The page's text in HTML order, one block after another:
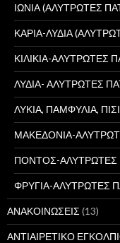
ΙΩΝΙΑ (ΑΛΥΤΡΩΤΕΣ
ΚΑΡΙΑ-ΛΥΔΙΑ
ΚΙΛΙΚΙΑ-ΑΛΥΤΡΩΤΕΣ
ΛΥΔΙΑ- ΑΛΥΤΡΩΤΕΣ
ΛΥΚΙΑ, ΠΑΜΦΥΛΙΑ,
ΜΑΚΕΔΟΝΙΑ-
ΠΟΝΤΟΣ-ΑΛΥΤΡΩΤΕΣ
ΦΡΥΓΙΑ-ΑΛΥΤΡΩΤΕΣ
ΑΝΑΚΟΙΝΩΣΕΙΣ (13)
ΑΝΤΙΑΙΡΕΤΙΚΟ